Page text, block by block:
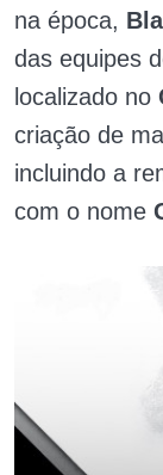
na época,
das equipes
localizado no
criação de
incluindo a
com o nome